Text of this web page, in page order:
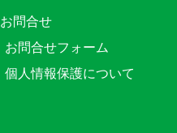
お問合せ
お問合せフォーム
個人情報保護について